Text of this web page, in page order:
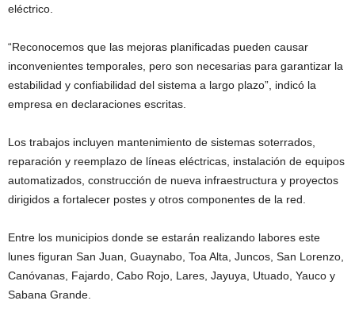
eléctrico.
“Reconocemos que las mejoras planificadas pueden causar
inconvenientes temporales, pero son necesarias para garantizar la
estabilidad y confiabilidad del sistema a largo plazo”, indicó la
empresa en declaraciones escritas.
Los trabajos incluyen mantenimiento de sistemas soterrados,
reparación y reemplazo de líneas eléctricas, instalación de equipos
automatizados, construcción de nueva infraestructura y proyectos
dirigidos a fortalecer postes y otros componentes de la red.
Entre los municipios donde se estarán realizando labores este
lunes figuran San Juan, Guaynabo, Toa Alta, Juncos, San Lorenzo,
Canóvanas, Fajardo, Cabo Rojo, Lares, Jayuya, Utuado, Yauco y
Sabana Grande.